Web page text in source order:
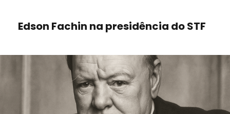
Edson Fachin na presidência do STF